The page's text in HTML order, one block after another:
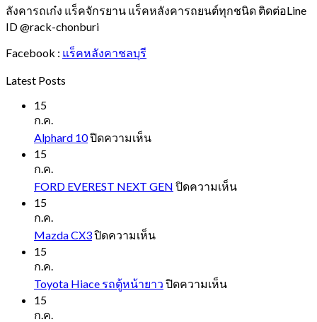
ลังคารถเก๋ง แร็คจักรยาน แร็คหลังคารถยนต์ทุกชนิด ติดต่อLine
ID @rack-chonburi
Facebook : แร็คหลังคาชลบุรี
Latest Posts
15
ก.ค.
Alphard 10ปิดความเห็นบน
15
ก.ค.
FORD EVEREST NEXT GEN ปิดความเห็นบน
15
ก.ค.
Mazda CX3ปิดความเห็นบน
15
ก.ค.
Toyota Hiace รถตู้หน้ายาว ปิดความเห็นบน
15
ก.ค.